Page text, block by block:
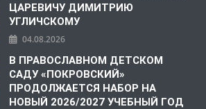
ЦАРЕВИЧУ ДИМИТРИЮ
УГЛИЧСКОМУ
04.08.2026
В ПРАВОСЛАВНОМ ДЕТСКОМ
САДУ «ПОКРОВСКИЙ»
ПРОДОЛЖАЕТСЯ НАБОР НА
НОВЫЙ 2026/2027 УЧЕБНЫЙ ГОД